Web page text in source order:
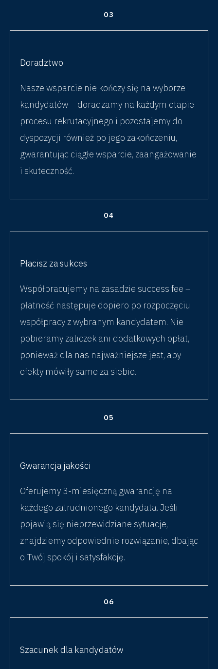
03
Doradztwo
Nasze wsparcie nie kończy się na wyborze
kandydatów – doradzamy na każdym etapie
procesu rekrutacyjnego i pozostajemy do
dyspozycji również po jego zakończeniu,
gwarantując ciągłe wsparcie, zaangażowanie
i skuteczność.
04
Płacisz za sukces
Współpracujemy na zasadzie success fee –
płatność następuje dopiero po rozpoczęciu
współpracy z wybranym kandydatem. Nie
pobieramy zaliczek ani dodatkowych opłat,
ponieważ dla nas najważniejsze jest, aby
efekty mówiły same za siebie.
05
Gwarancja jakości
Oferujemy 3-miesięczną gwarancję na
każdego zatrudnionego kandydata. Jeśli
pojawią się nieprzewidziane sytuacje,
znajdziemy odpowiednie rozwiązanie, dbając
o Twój spokój i satysfakcję.
06
Szacunek dla kandydatów